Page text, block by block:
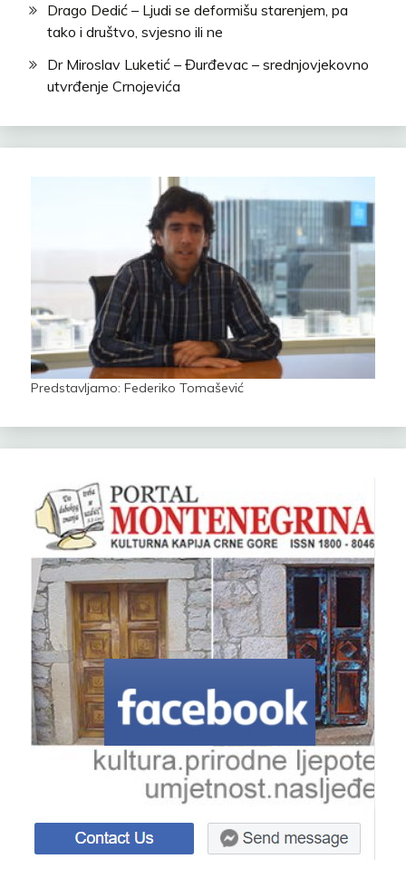
Drago Dedić – Ljudi se deformišu starenjem, pa
tako i društvo, svjesno ili ne
Dr Miroslav Luketić – Đurđevac – srednjovjekovno
utvrđenje Crnojevića
Predstavljamo: Federiko Tomašević